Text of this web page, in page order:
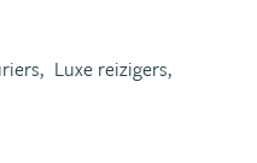
Luxe reizigers,